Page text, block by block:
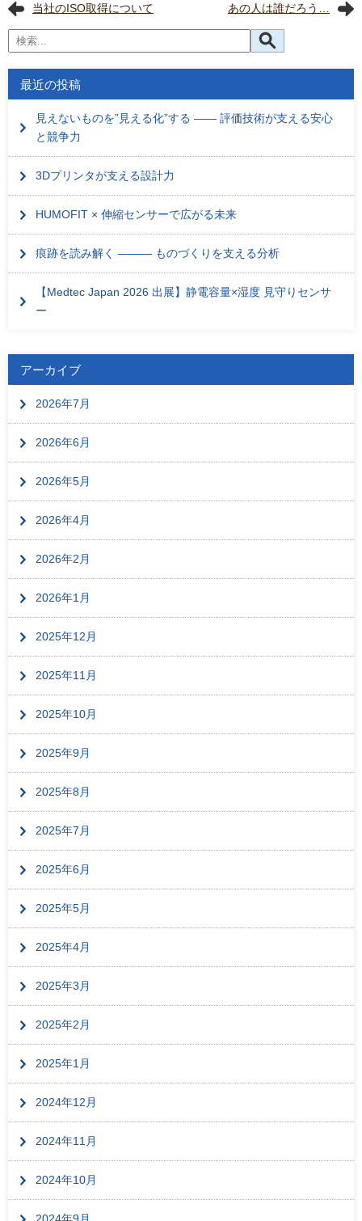
当社のISO取得について あの人は誰だろう…
最近の投稿
見えないものを”見える化”する ―― 評価技術が支える安心
と競争力
3Dプリンタが支える設計力
HUMOFIT × 伸縮センサーで広がる未来
痕跡を読み解く ――― ものづくりを支える分析
【Medtec Japan 2026 出展】静電容量×湿度 見守りセンサ
ー
アーカイブ
2026年7月
2026年6月
2026年5月
2026年4月
2026年2月
2026年1月
2025年12月
2025年11月
2025年10月
2025年9月
2025年8月
2025年7月
2025年6月
2025年5月
2025年4月
2025年3月
2025年2月
2025年1月
2024年12月
2024年11月
2024年10月